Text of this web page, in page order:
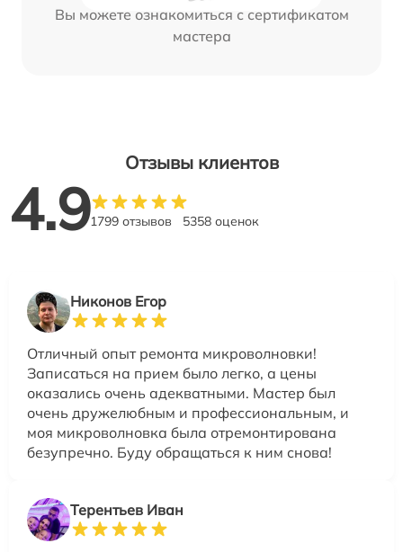
Вы можете ознакомиться с сертификатом
мастера
Отзывы клиентов
4.91799 отзывов 5358 оценок
Никонов Егор
Отличный опыт ремонта микроволновки!
Записаться на прием было легко, а цены
оказались очень адекватными. Мастер был
очень дружелюбным и профессиональным, и
моя микроволновка была отремонтирована
безупречно. Буду обращаться к ним снова!
Терентьев Иван